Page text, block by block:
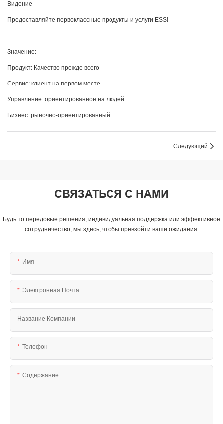
Видение
Предоставляйте первоклассные продукты и услуги ESS!
Значение:
Продукт: Качество прежде всего
Сервис: клиент на первом месте
Управление: ориентированное на людей
Бизнес: рыночно-ориентированный
Следующий
СВЯЗАТЬСЯ С НАМИ
Будь то передовые решения, индивидуальная поддержка или эффективное
сотрудничество, мы здесь, чтобы превзойти ваши ожидания.
Имя
Электронная Почта
Название Компании
Телефон
Содержание